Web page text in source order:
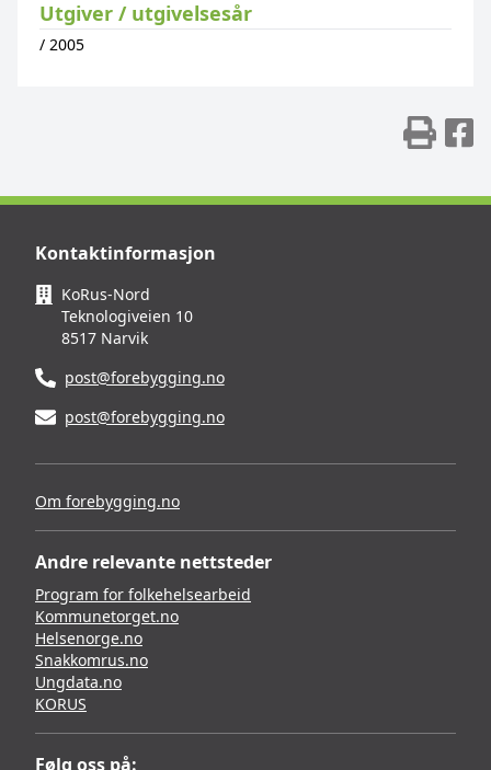
Utgiver / utgivelsesår
/ 2005
Kontaktinformasjon
KoRus-Nord
Teknologiveien 10
8517 Narvik
post@forebygging.no
post@forebygging.no
Om forebygging.no
Andre relevante nettsteder
Program for folkehelsearbeid
Kommunetorget.no
Helsenorge.no
Snakkomrus.no
Ungdata.no
KORUS
Følg oss på: